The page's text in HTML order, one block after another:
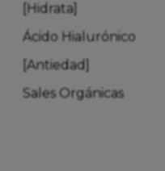
[Hidrata]
Ácido Hialurónico
[Antiedad]
Sales Orgánicas